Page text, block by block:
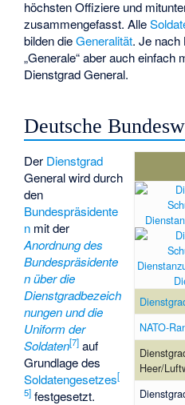
höchsten Offiziere und
zusammengefasst. Alle
bilden dieGeneralität. Je nach
„Generale“ aber auch einfach
Dienstgrad General.
Deutsche
NATO-
Heer/
Der Dienstgrad
General wird durch
den
Bundespräsidente
n mit der
Anordnung des
Bundespräsidente
n über die
Dienstgradbezeich
nungen und die
Uniform der
Soldaten[7] auf
Grundlage des
Soldatengesetzes[
5] festgesetzt.